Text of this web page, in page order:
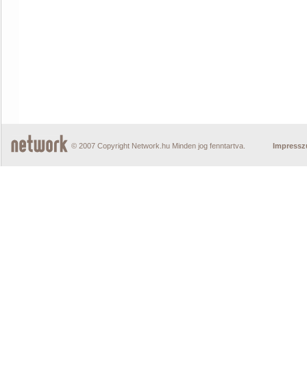
© 2007 Copyright Network.hu Minden jog fenntartva.